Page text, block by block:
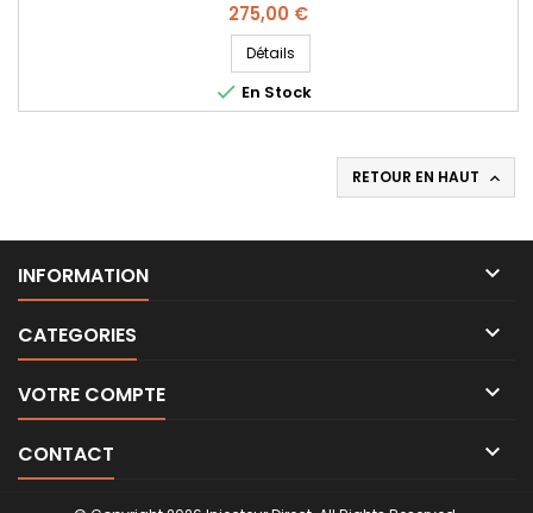
A2C59513484 , H8200704191 , 8200903034 , 166008052R ,
8200704180 , 166008052R , H8200704180 , 166004305r
, 562000310 - Pour Renault Nissan Dacia 1.5dCi Pièce
d'origine
Prix
275,00 €
Détails
 En Stock
RETOUR EN HAUT 
INFORMATION 
CATEGORIES 
VOTRE COMPTE 
CONTACT 